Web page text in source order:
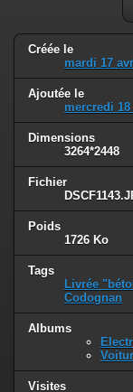
Créée le
mardi 17
Ajoutée le
mercredi
Dimensions
3264*2448
Fichier
Poids
1726 Ko
Tags
Livrée
Codognan
Albums
Visites